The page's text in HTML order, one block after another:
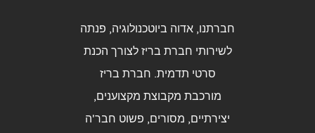
חברתנו, אדוה ביוטכנולוגיה, פנתה
לשירותי חברת בריז לצורך הכנת
סרטי תדמית. חברת בריז
מורכבת מקבוצת מקצוענים,
יצירתיים, מסורים, פשוט חבר'ה